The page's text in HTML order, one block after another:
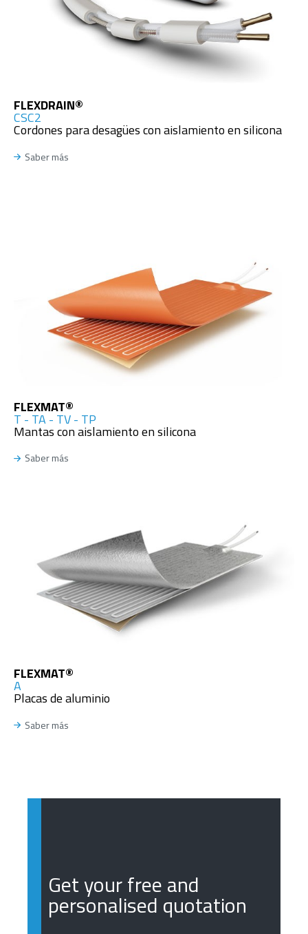
FLEXDRAIN®
CSC2
Cordones para desagües con aislamiento en silicona
Saber más
FLEXMAT®
T - TA - TV - TP
Mantas con aislamiento en silicona
Saber más
FLEXMAT®
A
Placas de aluminio
Saber más
Get your free and
personalised quotation